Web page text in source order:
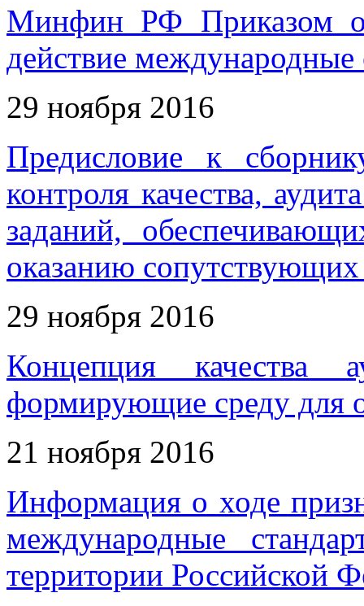
Минфин РФ Приказом
действие международные
29 ноября 2016
Предисловие к
контроля качества,
заданий,
оказанию сопутствующих
29 ноября 2016
Концепция качества
формирующие среду для
21 ноября 2016
Информация о ходе
международные
территории Российской